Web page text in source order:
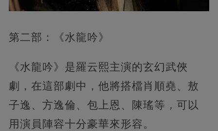
第二部：《水龍吟》
《水龍吟》是羅云熙主演的玄幻武俠
劇，在這部劇中，他將搭檔肖順堯、敖
子逸、方逸倫、包上恩、陳瑤等，可以
用演員陣容十分豪華來形容。